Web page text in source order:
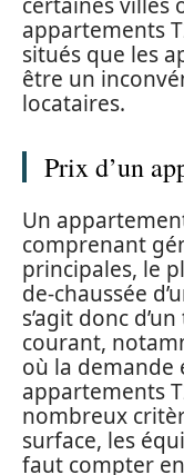
certaines villes
appartements
situés que les
être un
locataires.
Prix d’un
Un
comprenant
principales, le
de-chaussée
s’agit donc
courant,
où la demande
appartements
nombreux
surface, les
faut compter